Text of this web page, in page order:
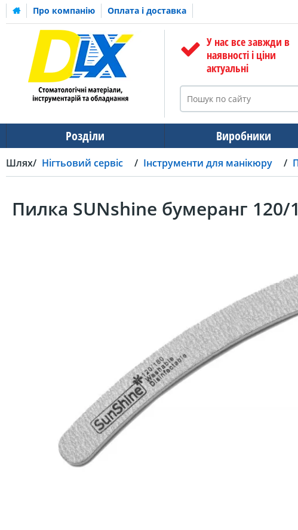
Про компанію Оплата і доставка
У нас все завжди в
наявності і ціни
актуальні
Розділи Виробники
Шлях Нігтьовий сервіс Інструменти для манікюру
Пилка SUNshine бумеранг 120/